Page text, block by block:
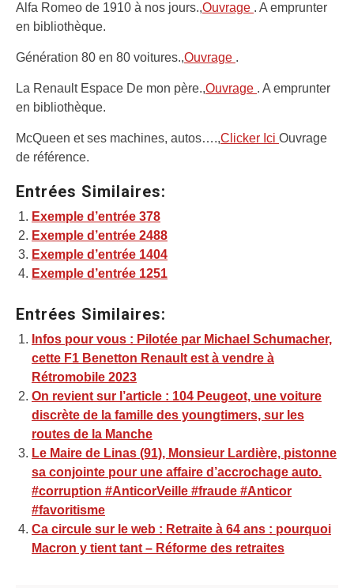
Alfa Romeo de 1910 à nos jours.,Ouvrage . A emprunter
en bibliothèque.
Génération 80 en 80 voitures.,Ouvrage .
La Renault Espace De mon père.,Ouvrage . A emprunter
en bibliothèque.
McQueen et ses machines, autos….,Clicker Ici Ouvrage
de référence.
Entrées Similaires:
Exemple d’entrée 378
Exemple d’entrée 2488
Exemple d’entrée 1404
Exemple d’entrée 1251
Entrées Similaires:
Infos pour vous : Pilotée par Michael Schumacher,
cette F1 Benetton Renault est à vendre à
Rétromobile 2023
On revient sur l’article : 104 Peugeot, une voiture
discrète de la famille des youngtimers, sur les
routes de la Manche
Le Maire de Linas (91), Monsieur Lardière, pistonne
sa conjointe pour une affaire d’accrochage auto.
#corruption #AnticorVeille #fraude #Anticor
#favoritisme
Ca circule sur le web : Retraite à 64 ans : pourquoi
Macron y tient tant – Réforme des retraites